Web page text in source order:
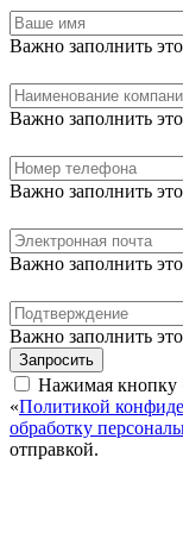
Важно заполнить
Важно заполнить
Важно заполнить
Важно заполнить
Важно заполнить
Запросить
Нажимая кнопку
«Политикой
обработку
отправкой.